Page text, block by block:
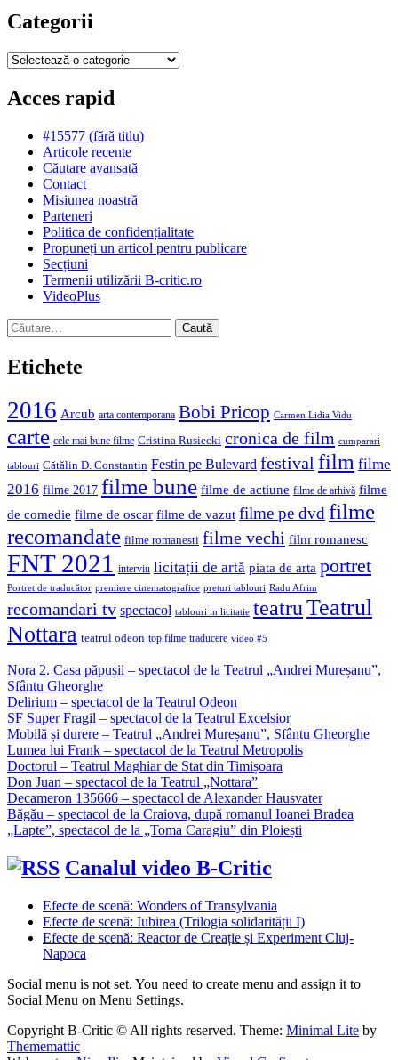
Categorii
Categorii
Acces rapid
#15577 (fără titlu)
Articole recente
Căutare avansată
Contact
Misiunea noastră
Parteneri
Politica de confidențialitate
Propuneți un articol pentru publicare
Secțiuni
Termenii utilizării B-critic.ro
VideoPlus
Caută
după:
Etichete
2016 Arcub arta contemporana Bobi Pricop Carmen Lidia Vidu
carte cele mai bune filme Cristina Rusiecki cronica de film cumparari
tablouri Cătălin D. Constantin Festin pe Bulevard festival film filme
2016 filme 2017 filme bune filme de actiune filme de arhivă filme
de comedie filme de oscar filme de vazut filme pe dvd filme
recomandate filme romanesti filme vechi film romanesc
FNT 2021 interviu licitații de artă piata de arta portret
Portret de traducător premiere cinematografice preturi tablouri Radu Afrim
recomandari tv spectacol tablouri in licitatie teatruTeatrul
Nottara teatrul odeon top filme traducere video #5
Nora 2. Casa păpușii – spectacol de la Teatrul „Andrei Mureșanu”,
Sfântu Gheorghe
Delirium – spectacol de la Teatrul Odeon
SF Super Fragil – spectacol de la Teatrul Excelsior
Mobilă și durere – Teatrul „Andrei Mureșanu”, Sfântu Gheorghe
Lumea lui Frank – spectacol de la Teatrul Metropolis
Doctorul – Teatrul Maghiar de Stat din Timișoara
Don Juan – spectacol de la Teatrul „Nottara”
Decameron 135666 – spectacol de Alexander Hausvater
Băgău – spectacol de la Craiova, după romanul Ioanei Bradea
„Lapte”, spectacol de la „Toma Caragiu” din Ploiești
Canalul video B-Critic
Efecte de scenă: Wonders of Transylvania
Efecte de scenă: Iubirea (Trilogia solidarității I)
Efecte de scenă: Reactor de Creație și Experiment Cluj-
Napoca
Social menu is not set. You need to create menu and assign it to
Social Menu on Menu Settings.
Copyright B-Critic © All rights reserved. Theme: Minimal Lite by
Thememattic